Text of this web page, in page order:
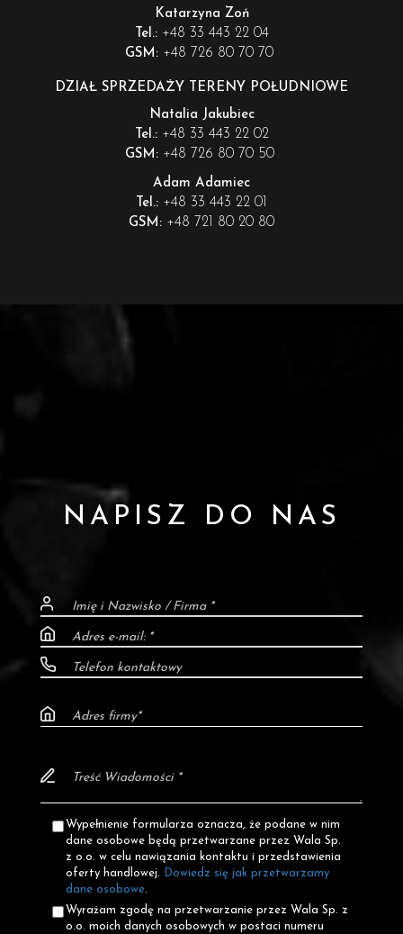
Katarzyna Zoń
Tel.: +48 33 443 22 04
GSM: +48 726 80 70 70
DZIAŁ SPRZEDAŻY TERENY POŁUDNIOWE
Natalia Jakubiec
Tel.:+48 33 443 22 02
GSM:+48 726 80 70 50
Adam Adamiec
Tel.: +48 33 443 22 01
GSM: +48 721 80 20 80
NAPISZ DO NAS
Wypełnienie formularza oznacza, że podane w nim
dane osobowe będą przetwarzane przez Wala Sp.
z o.o. w celu nawiązania kontaktu i przedstawienia
oferty handlowej.
Dowiedz się jak przetwarzamy
dane osobowe.
Wyrażam zgodę na przetwarzanie przez Wala Sp. z
o.o. moich danych osobowych w postaci numeru